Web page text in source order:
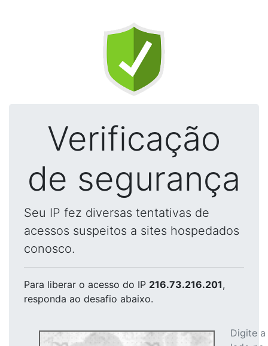
Verificação
de segurança
Seu IP fez diversas tentativas de
acessos suspeitos a sites hospedados
conosco.
Para liberar o acesso do IP 216.73.216.201,
responda ao desafio abaixo.
Digite